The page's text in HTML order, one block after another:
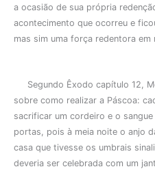
a ocasião de sua própria
acontecimento que ocorreu e
mas sim uma força redentora em
Segundo Êxodo capítulo 12,
sobre como realizar a Páscoa:
sacrificar um cordeiro e o
portas, pois à meia noite o anjo
casa que tivesse os umbrais
deveria ser celebrada com um